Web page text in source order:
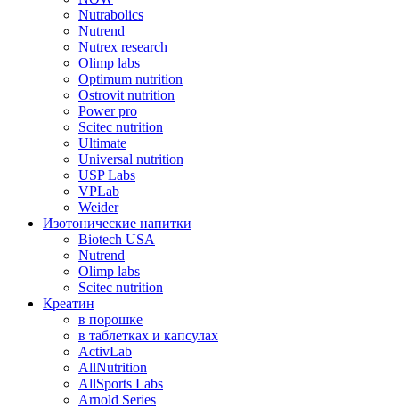
Nutrabolics
Nutrend
Nutrex research
Olimp labs
Optimum nutrition
Ostrovit nutrition
Power pro
Scitec nutrition
Ultimate
Universal nutrition
USP Labs
VPLab
Weider
Изотонические напитки
Biotech USA
Nutrend
Olimp labs
Scitec nutrition
Креатин
в порошке
в таблетках и капсулах
ActivLab
AllNutrition
AllSports Labs
Arnold Series